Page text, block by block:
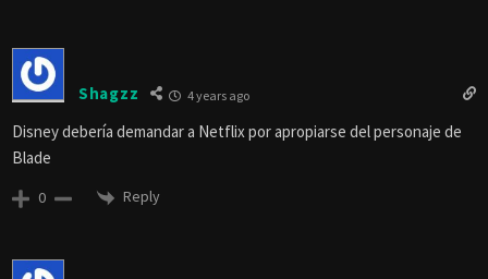
Shagzz 4 years ago
Disney debería demandar a Netflix por apropiarse del personaje de
Blade
0 Reply